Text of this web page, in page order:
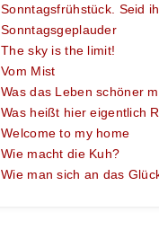
Sonntagsfrühstück. Seid
Sonntagsgeplauder
The sky is the limit!
Vom Mist
Was das Leben schöner
Was heißt hier eigentlich
Welcome to my home
Wie macht die Kuh?
Wie man sich an das